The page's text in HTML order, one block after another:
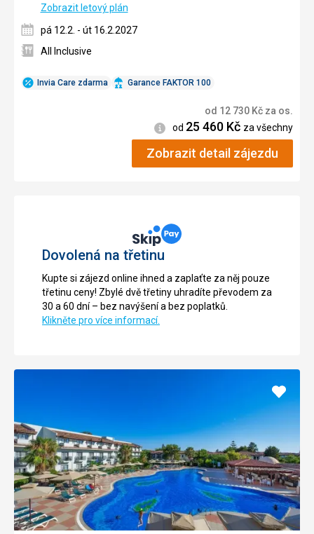
Invia Care zdarma Garance FAKTOR 100
Zobrazit letový plán
pá 12.2. - út 16.2.2027
All Inclusive
od 12 730 Kč za os.
Informace
od 25 460 Kč za všechny
Zobrazit detail zájezdu
Dovolená na třetinu
Kupte si zájezd online ihned a zaplaťte za něj pouze
třetinu ceny! Zbylé dvě třetiny uhradíte převodem za
30 a 60 dní – bez navýšení a bez poplatků.
Klikněte pro více informací.
Přidat
do